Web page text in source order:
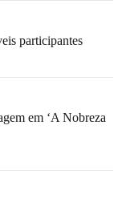
participantes
em ‘A Nobreza